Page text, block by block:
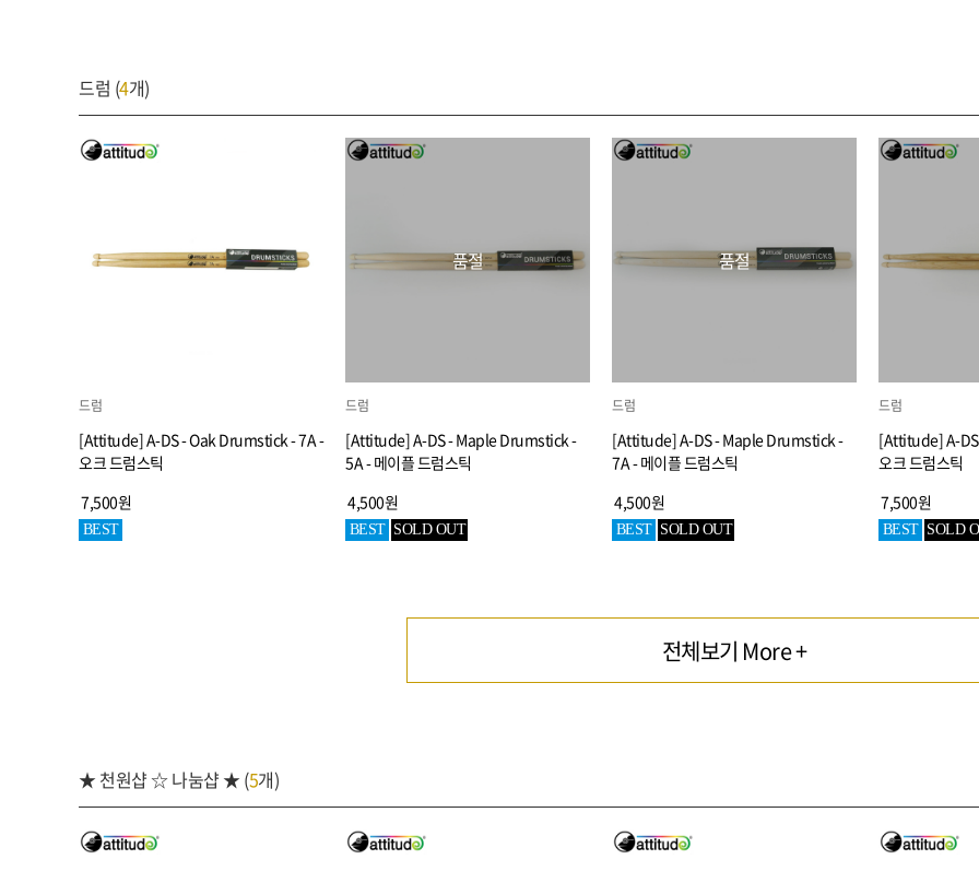
드럼 (4개)
드럼
[Attitude] A-DS - Oak Drumstick - 7A -
오크 드럼스틱
7,500원
BEST
품절
드럼
[Attitude] A-DS - Maple Drumstick -
5A - 메이플 드럼스틱
4,500원
BEST SOLD OUT
품절
드럼
[Attitude] A-DS - Maple Drumstick -
7A - 메이플 드럼스틱
4,500원
BEST SOLD OUT
드럼
[Attitude] A-
오크 드럼스틱
7,500원
BEST SOLD
전체보기 More +
★ 천원샵 ☆ 나눔샵 ★ (5개)